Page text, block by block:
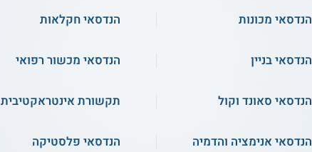
הנדסאי מכונות הנדסאי חקלאות
הנדסאי בניין הנדסאי מכשור רפואי
הנדסאי סאונד וקול תקשורת אינטראקטיבית
הנדסאי אנימציה והדמיה הנדסאי פלסטיקה